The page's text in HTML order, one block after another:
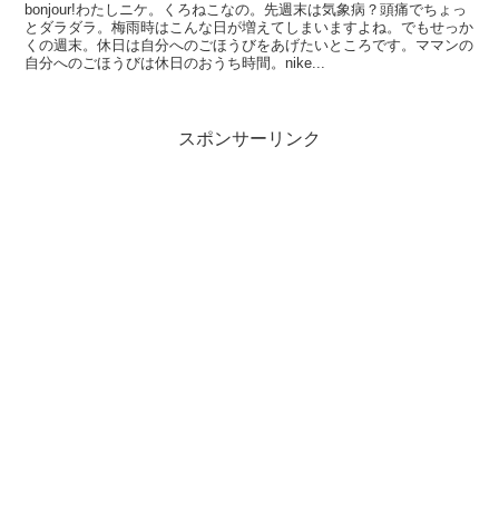
bonjour!わたしニケ。くろねこなの。先週末は気象病？頭痛でちょっ
とダラダラ。梅雨時はこんな日が増えてしまいますよね。でもせっか
くの週末。休日は自分へのごほうびをあげたいところです。ママンの
自分へのごほうびは休日のおうち時間。nike...
スポンサーリンク